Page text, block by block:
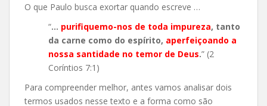
O que Paulo busca exortar quando escreve …
“… purifiquemo-nos de toda impureza, tanto
da carne como do espírito, aperfeiçoando a
nossa santidade no temor de Deus.” (2
Coríntios 7:1)
Para compreender melhor, antes vamos analisar dois
termos usados nesse texto e a forma como são